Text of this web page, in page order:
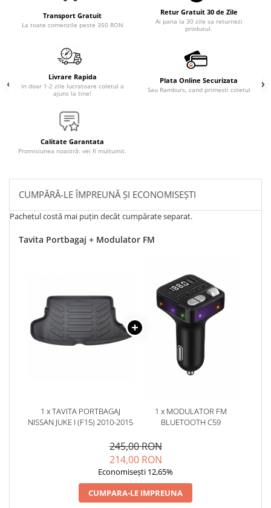
Transport Gratuit
La toate comenzile peste 350 RON
Retur Gratuit 30 de Zile
Ai pana la 30 zile sa returnezi
produsul.
Livrare Rapida
In doar 1-2 zile lucratoare coletul a
ajuns la tine!
Plata Online Securizata
Sau Ramburs, cand primesti coletul
Calitate Garantata
Promisiunea noastră: vei fi mulțumit.
CUMPĂRĂ-LE ÎMPREUNĂ ȘI ECONOMISEȘTI
Pachetul costă mai puțin decât cumpărate separat.
Tavita Portbagaj + Modulator FM
1 x TAVITA PORTBAGAJ
NISSAN JUKE I (F15) 2010-2015
1 x MODULATOR FM
BLUETOOTH C59
245,00 RON
214,00 RON
Economisești 12,65%
CUMPARA-LE IMPREUNA